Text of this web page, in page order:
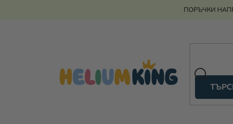
ПОРЪЧКИ